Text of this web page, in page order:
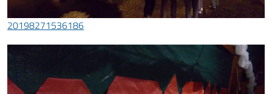
20198271536186